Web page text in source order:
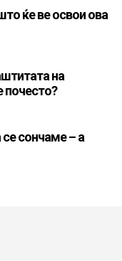
ќе ве освои ова
на
почесто?
сончаме – а